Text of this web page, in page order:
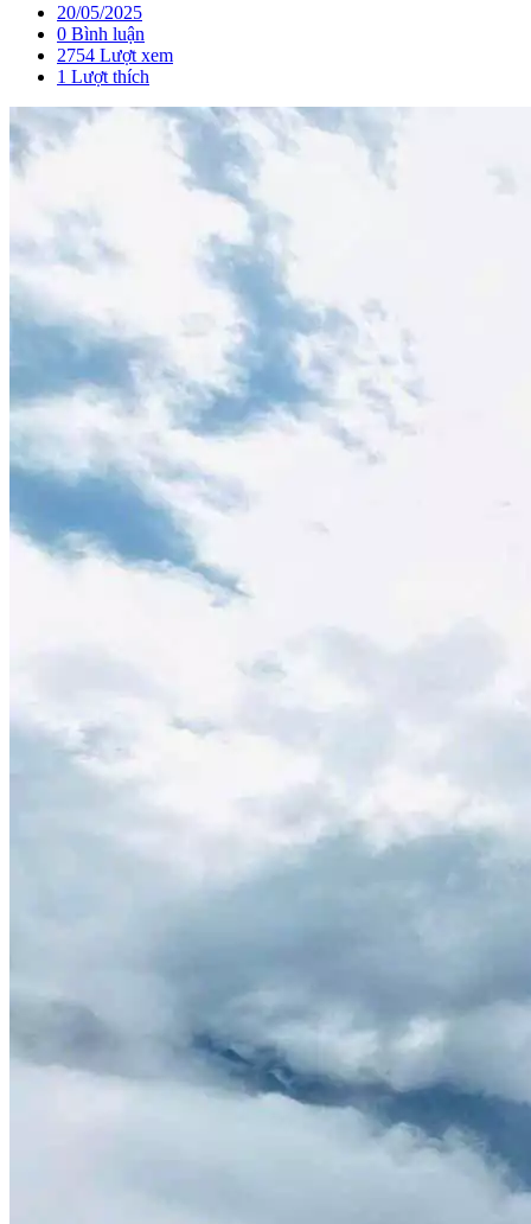
20/05/2025
0 Bình luận
2754 Lượt xem
1 Lượt thích